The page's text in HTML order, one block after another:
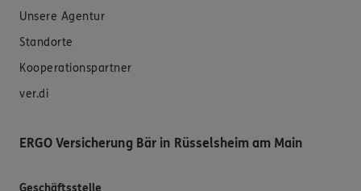
Unsere Agentur
Standorte
Kooperationspartner
ver.di
ERGO Versicherung Bär in Rüsselsheim am Main
Geschäftsstelle